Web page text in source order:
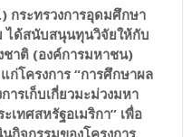
กระทรวงการอุดมศึกษา
ได้สนับสนุนทุนวิจัยให้กับ
ชาติ (องค์การมหาชน)
ก่โครงการ “การศึกษาผล
รเก็บเกี่ยวมะม่วงมหา
เทศสหรัฐอเมริกา” เพื่อ